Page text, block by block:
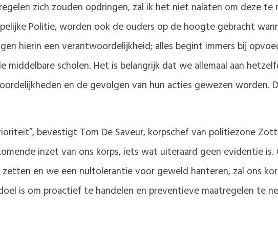
zich zouden opdringen, zal ik het niet nalaten om deze te
Politie, worden ook de ouders op de hoogte gebracht
hierin een verantwoordelijkheid; alles begint immers bij
scholen. Het is belangrijk dat we allemaal aan
en de gevolgen van hun acties gewezen worden.
bevestigt Tom De Saveur, korpschef van politiezone
inzet van ons korps, iets wat uiteraard geen evidentie
en we een nultolerantie voor geweld hanteren, zal ons
is om proactief te handelen en preventieve maatregelen te